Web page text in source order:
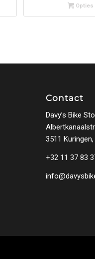
Opties
Contact
Davy’s Bike
3511 Kuringen,
+32 11 37 83